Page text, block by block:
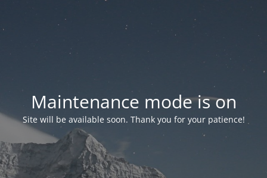
Maintenance mode is on
Site will be available soon. Thank you for your patience!